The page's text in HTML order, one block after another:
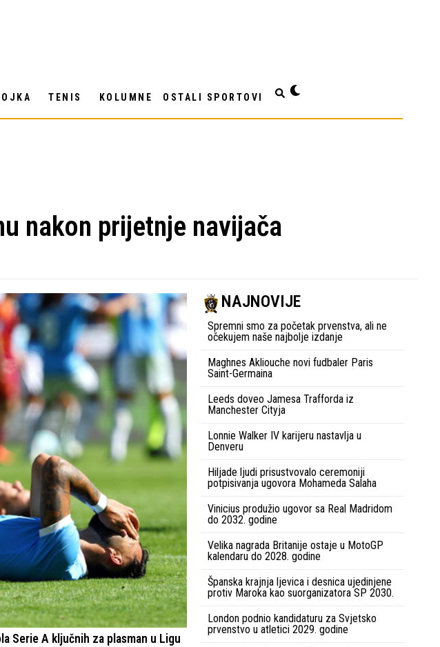
TENIS KOLUMNE OSTALI SPORTOVI
nakon prijetnje navijača
Serie A ključnih za plasman u Ligu
NAJNOVIJE
Spremni smo za početak prvenstva, ali ne
očekujem naše najbolje izdanje
Maghnes Akliouche novi fudbaler Paris
Saint-Germaina
Leeds doveo Jamesa Trafforda iz
Manchester Cityja
Lonnie Walker IV karijeru nastavlja u
Denveru
Hiljade ljudi prisustvovalo ceremoniji
potpisivanja ugovora Mohameda Salaha
Vinicius produžio ugovor sa Real Madridom
do 2032. godine
Velika nagrada Britanije ostaje u MotoGP
kalendaru do 2028. godine
Španska krajnja ljevica i desnica ujedinjene
protiv Maroka kao suorganizatora SP 2030.
London podnio kandidaturu za Svjetsko
prvenstvo u atletici 2029. godine